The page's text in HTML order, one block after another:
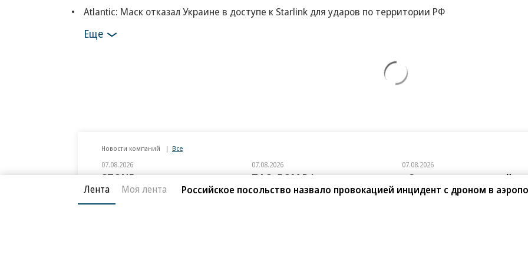
Atlantic: Маск отказал Украине в доступе к Starlink для ударов по территории РФ
Еще
Новости компаний Все
07.08.2026
STONE
Бизнес-центр STONE Римская возведен
в полную высоту
07.08.2026
ПАО ДОМ.РФ
В ДОМ.РФ рассказали, как крупным
07.08.2026
«Сервис путешествий
Туту»
Лента Моя лента Российское посольство назвало провокацией инцидент с дроном в